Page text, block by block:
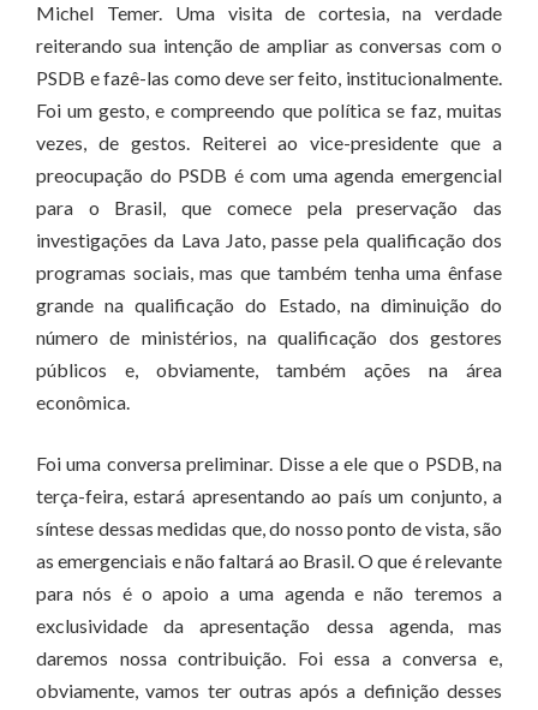
Michel Temer. Uma visita de cortesia, na verdade
reiterando sua intenção de ampliar as conversas com o
PSDB e fazê-las como deve ser feito, institucionalmente.
Foi um gesto, e compreendo que política se faz, muitas
vezes, de gestos. Reiterei ao vice-presidente que a
preocupação do PSDB é com uma agenda emergencial
para o Brasil, que comece pela preservação das
investigações da Lava Jato, passe pela qualificação dos
programas sociais, mas que também tenha uma ênfase
grande na qualificação do Estado, na diminuição do
número de ministérios, na qualificação dos gestores
públicos e, obviamente, também ações na área
econômica.
Foi uma conversa preliminar. Disse a ele que o PSDB, na
terça-feira, estará apresentando ao país um conjunto, a
síntese dessas medidas que, do nosso ponto de vista, são
as emergenciais e não faltará ao Brasil. O que é relevante
para nós é o apoio a uma agenda e não teremos a
exclusividade da apresentação dessa agenda, mas
daremos nossa contribuição. Foi essa a conversa e,
obviamente, vamos ter outras após a definição desses